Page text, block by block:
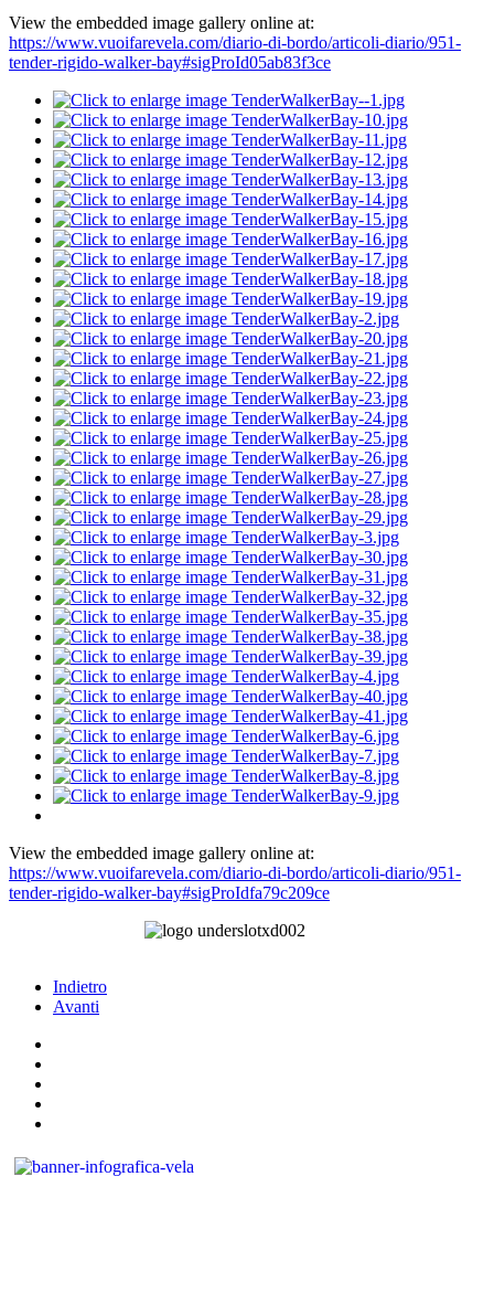
View the embedded image gallery online at:
https://www.vuoifarevela.com/diario-di-bordo/articoli-diario/951-
tender-rigido-walker-bay#sigProId05ab83f3ce
View the embedded image gallery online at:
https://www.vuoifarevela.com/diario-di-bordo/articoli-diario/951-
tender-rigido-walker-bay#sigProIdfa79c209ce
Indietro
Avanti